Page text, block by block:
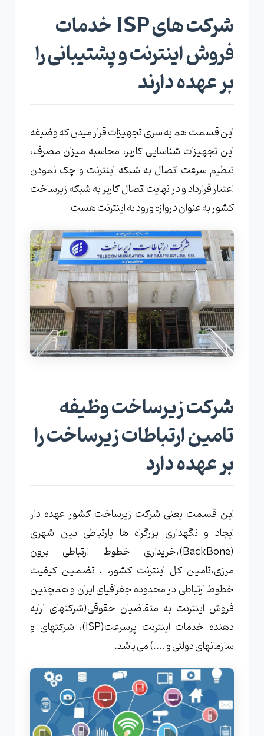
شرکت های ISP خدمات
فروش اینترنت و پشتیبانی را
بر عهده دارند
این قسمت هم یه سری تجهیزات قرار میدن که وضیفه
این تجهیزات شناسایی کاربر، محاسبه میزان مصرف،
تنطیم سرعت اتصال به شبکه اینترنت و چک نمودن
اعتبار قرارداد و در نهایت اتصال کاربر به شبکه زیرساخت
کشور به عنوان دروازه ورود به اینترنت هست
شرکت زیرساخت وظیفه
تامین ارتباطات زیرساخت را
بر عهده دارد
این قسمت یعنی شرکت زیرساخت کشور عهده دار
ایجاد و نگهداری بزرگراه ها یارتباطی بین شهری
(BackBone)،خریداری خطوط ارتباطی برون
مرزی،تامین کل اینترنت کشور، ، تضمین کیفیت
خطوط ارتباطی در محدوده جغرافیای ایران و همچنین
فروش اینترنت به متقاضیان حقوقی(شرکتهای ارایه
دهنده خدمات اینترنت پرسرعت(ISP)، شرکتهای و
سازمانهای دولتی و ....) می باشد.